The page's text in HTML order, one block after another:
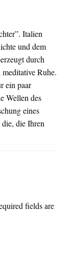
Italien
und dem
durch
Ruhe.
ein paar
Wellen des
eines
die Ihren
fields are